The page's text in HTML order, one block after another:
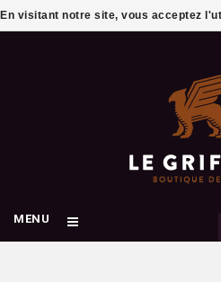
MENU
En visitant notre site, vous acceptez